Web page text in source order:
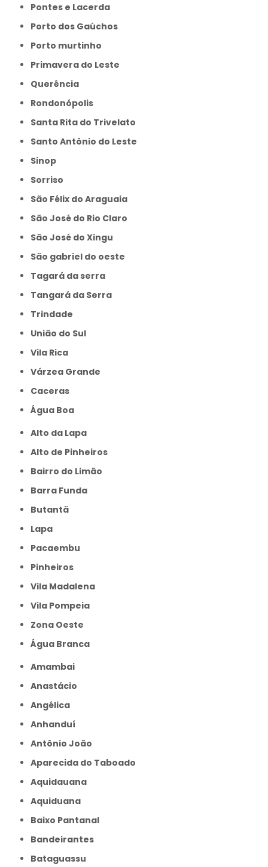
Pontes e Lacerda
Porto dos Gaúchos
Porto murtinho
Primavera do Leste
Querência
Rondonópolis
Santa Rita do Trivelato
Santo Antônio do Leste
Sinop
Sorriso
São Félix do Araguaia
São José do Rio Claro
São José do Xingu
São gabriel do oeste
Tagará da serra
Tangará da Serra
Trindade
União do Sul
Vila Rica
Várzea Grande
caceras
Água Boa
Alto da Lapa
Alto de Pinheiros
Bairro do Limão
Barra Funda
Butantã
Lapa
Pacaembu
Pinheiros
Vila Madalena
Vila Pompeia
Zona Oeste
Água Branca
Amambai
Anastácio
Angélica
Anhanduí
Antônio João
Aparecida do Taboado
Aquidauana
Aquiduana
Baixo Pantanal
Bandeirantes
Bataguassu